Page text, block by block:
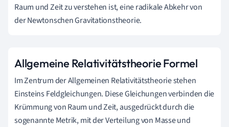
Raum und Zeit zu verstehen ist, eine radikale Abkehr von
der Newtonschen Gravitationstheorie.
Allgemeine Relativitätstheorie Formel
Im Zentrum der Allgemeinen Relativitätstheorie stehen
Einsteins Feldgleichungen. Diese Gleichungen verbinden die
Krümmung von Raum und Zeit, ausgedrückt durch die
sogenannte Metrik, mit der Verteilung von Masse und